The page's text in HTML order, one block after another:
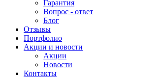
Гарантия
Вопрос - ответ
Блог
Отзывы
Портфолио
Акции и новости
Акции
Новости
Контакты